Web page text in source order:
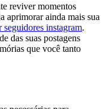
reviver momentos⁢
aprimorar‌ ainda ‌mais sua
​seguidores instagram.
das ⁣suas⁣ postagens
que você⁢ tanto